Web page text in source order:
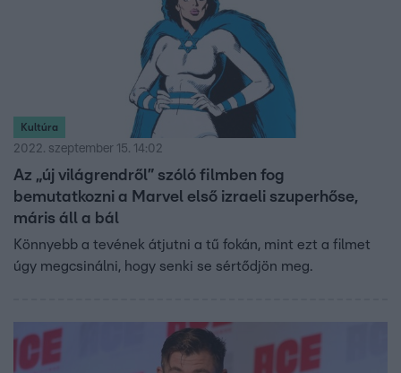
Kultúra
2022. szeptember 15. 14:02
Az „új világrendről” szóló filmben fog
bemutatkozni a Marvel első izraeli szuperhőse,
máris áll a bál
Könnyebb a tevének átjutni a tű fokán, mint ezt a filmet
úgy megcsinálni, hogy senki se sértődjön meg.